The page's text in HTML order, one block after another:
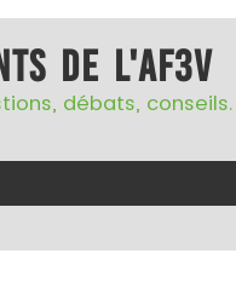
de l'AF3V
débats, conseils.